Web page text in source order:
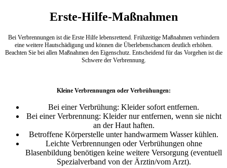
Erste-Hilfe-Maßnahmen
Bei Verbrennungen ist die Erste Hilfe lebensrettend. Frühzeitige Maßnahmen verhindern
eine weitere Hautschädigung und können die Überlebenschancen deutlich erhöhen.
Beachten Sie bei allen Maßnahmen den Eigenschutz. Entscheidend für das Vorgehen ist die
Schwere der Verbrennung.
Kleine Verbrennungen oder Verbrühungen:
Bei einer Verbrühung: Kleider sofort entfernen.
Bei einer Verbrennung: Kleider nur entfernen, wenn sie nicht
an der Haut haften.
Betroffene Körperstelle unter handwarmem Wasser kühlen.
Leichte Verbrennungen oder Verbrühungen ohne
Blasenbildung benötigen keine weitere Versorgung (eventuell
Spezialverband von der Ärztin/vom Arzt).